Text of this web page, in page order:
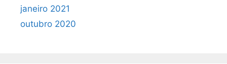
janeiro 2021
outubro 2020